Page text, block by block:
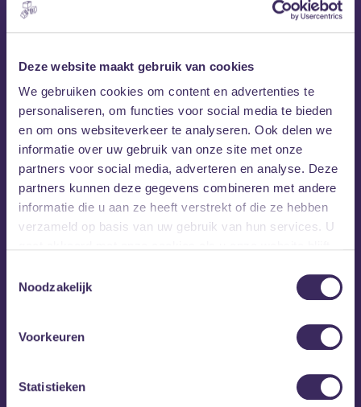
Deze website maakt gebruik van cookies
We gebruiken cookies om content en advertenties te
personaliseren, om functies voor social media te bieden
en om ons websiteverkeer te analyseren. Ook delen we
informatie over uw gebruik van onze site met onze
partners voor social media, adverteren en analyse. Deze
partners kunnen deze gegevens combineren met andere
informatie die u aan ze heeft verstrekt of die ze hebben
verzameld op basis van uw gebruik van hun services. U
Noodzakelijk
Voorkeuren
Statistieken